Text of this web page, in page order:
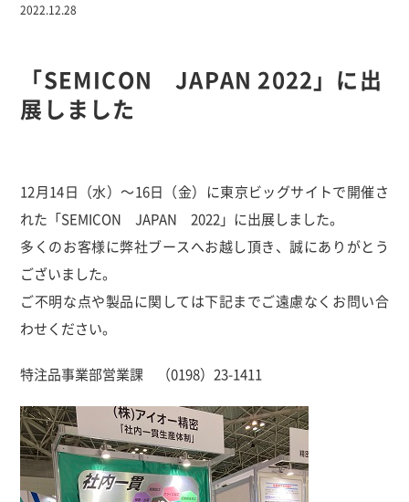
2022.12.28
「SEMICON JAPAN 2022」に出
展しました
12月14日（水）～16日（金）に東京ビッグサイトで開催さ
れた「SEMICON JAPAN 2022」に出展しました。
多くのお客様に弊社ブースへお越し頂き、誠にありがとう
ございました。
ご不明な点や製品に関しては下記までご遠慮なくお問い合
わせください。
特注品事業部営業課 （0198）23-1411